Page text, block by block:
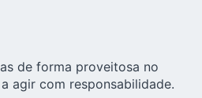
de forma proveitosa no
agir com responsabilidade.